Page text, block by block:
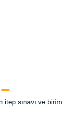
sınavı ve birim